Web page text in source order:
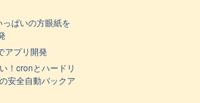
ぱいの方眼紙を
アプリ開発
！cronとハードリ
安全自動バックア